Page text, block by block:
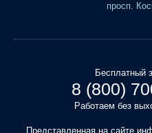
просп.
Бесплатный
8 (800)
Работаем без
Представленная на сайте